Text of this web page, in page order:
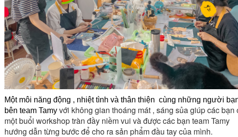
Một môi năng động , nhiệt tình và thân thiện cùng những người
bên team Tamy với không gian thoáng mát , sáng sủa giúp các bạn
một buổi workshop tràn đầy niềm vui và được các bạn team Tamy
hướng dẫn từng bước để cho ra sản phẩm đầu tay của mình.